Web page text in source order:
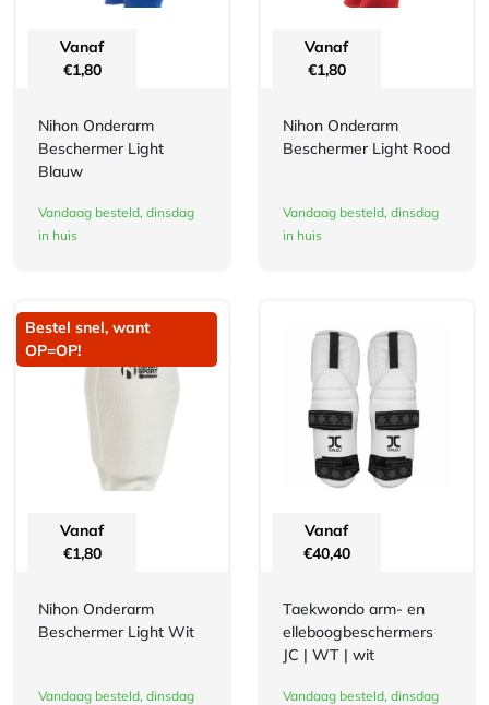
Vanaf
€1,80
Nihon Onderarm
Beschermer Light
Blauw
Vandaag besteld, dinsdag
in huis
Vanaf
€1,80
Nihon Onderarm
Beschermer Light Rood
Vandaag besteld, dinsdag
in huis
Bestel snel, want
OP=OP!
Vanaf
€1,80
Nihon Onderarm
Beschermer Light Wit
Vandaag besteld, dinsdag
Vanaf
€40,40
Taekwondo arm- en
elleboogbeschermers
JC | WT | wit
Vandaag besteld, dinsdag